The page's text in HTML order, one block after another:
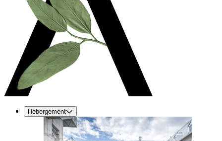
Hébergement